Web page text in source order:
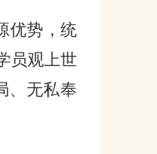
优势，统
员观上世
、无私奉